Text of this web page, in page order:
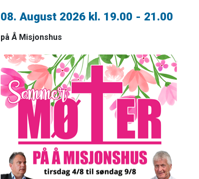
08. August 2026 kl. 19.00 - 21.00
på Å Misjonshus